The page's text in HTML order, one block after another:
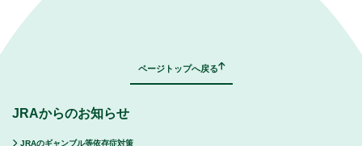
ページトップへ戻る
JRAからのお知らせ
JRAのギャンブル等依存症対策